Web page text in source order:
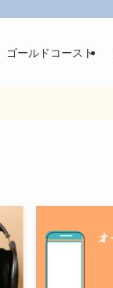
ゴールドコースト